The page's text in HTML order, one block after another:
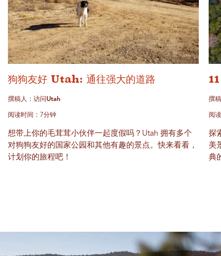
狗狗友好 Utah: 通往强大的道路
撰稿人：访问Utah
阅读时间：7分钟
想带上你的毛茸茸小伙伴一起度假吗？Utah 拥有多个
对狗狗友好的国家公园和其他有趣的景点。快来看看，
计划你的旅程吧！
撰
阅
探
美
典